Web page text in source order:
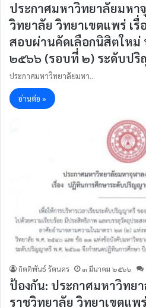
ประกาศมหาวิทยาลัยมหา
วิทยาลัย วิทยาเขตแพร่ เรื่
สอบผ่านคัดเลือกนิสิตใหม่
๒๕๖๖ (รอบที่ ๒) ระดับปริ
ประกาศมหาวิทยาลัยมหา…
อ่านต่อ »
กิตติพันธ์ รัตนคร ๓ มีนาคม ๒๕๖๖
ป้องกัน: ประกาศมหาวิทย
ราชวิทยาลัย วิทยาเขตแพ